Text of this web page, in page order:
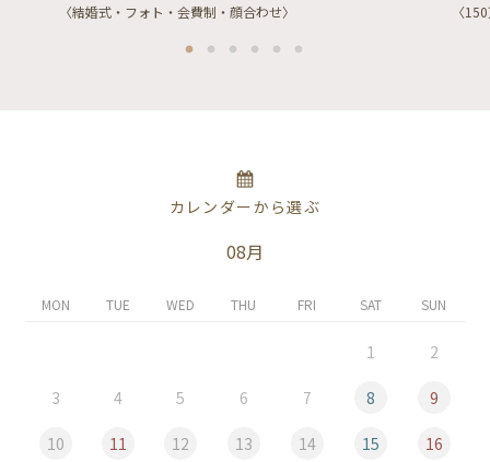
〈結婚式・フォト・会費制・顔合わせ〉
〈
カレンダーから選ぶ
08月
MON TUE WED THU FRI SAT SUN
1 2
3 4 5 6 7 8 9
10 11 12 13 14 15 16